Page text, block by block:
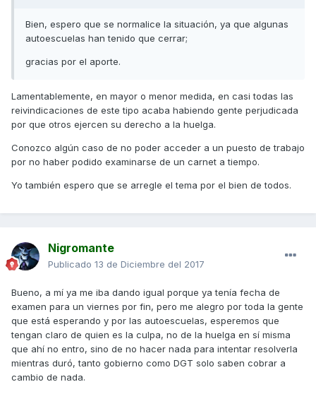
Bien, espero que se normalice la situación, ya que algunas
autoescuelas han tenido que cerrar;
gracias por el aporte.
Lamentablemente, en mayor o menor medida, en casi todas las
reivindicaciones de este tipo acaba habiendo gente perjudicada
por que otros ejercen su derecho a la huelga.
Conozco algún caso de no poder acceder a un puesto de trabajo
por no haber podido examinarse de un carnet a tiempo.
Yo también espero que se arregle el tema por el bien de todos.
Nigromante
Publicado 13 de Diciembre del 2017
Bueno, a mí ya me iba dando igual porque ya tenía fecha de
examen para un viernes por fin, pero me alegro por toda la gente
que está esperando y por las autoescuelas, esperemos que
tengan claro de quien es la culpa, no de la huelga en sí misma
que ahí no entro, sino de no hacer nada para intentar resolverla
mientras duró, tanto gobierno como DGT solo saben cobrar a
cambio de nada.